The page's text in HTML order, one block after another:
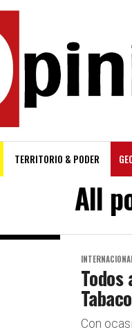
TERRITORIO & PODER
All
Tabaco
Con